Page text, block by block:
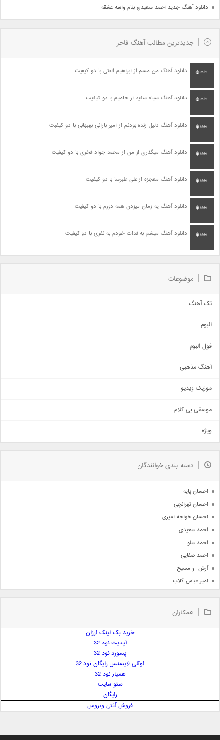
دانلود آهنگ جدید احمد سعیدی بنام واسه عشقه
جدیدترین مطالب آهنگ فاخر
دانلود آهنگ من مسم از ابراهیم الفتی با دو کیفیت
دانلود آهنگ سیاه سفید از حامیم با دو کیفیت
دانلود آهنگ دلیل زنده بودنم از امیر بارانی بهبهانی با دو کیفیت
دانلود آهنگ میگذری از من از محمد جواد فخری با دو کیفیت
دانلود آهنگ معجزه از علی طبرسا با دو کیفیت
دانلود آهنگ یه زمان میزدن همه دورم با دو کیفیت
دانلود آهنگ میشم به فدات خودم یه نفری با دو کیفیت
موضوعات
تک آهنگ
اجتماعی
حماسی
سنتی
اهنگ بندرعباسی
دمو
مذهبی
جدیدترین ها
البوم
فول البوم
آهنگ مذهبی
موزیک ویدیو
موسقی بی کلام
ویژه
دسته بندی خوانندگان
احسان پایه
احسان تهرانچی
احسان خواجه امیری
احمد سعیدی
احمد سلو
احمد صفایی
آرش  و مسیح
امیر عباس گلاب
امیر علی
ایمان غلامی
بابک جهانبخش
همکاران
خرید بک لینک ارزان
آپدیت نود 32
پسورد نود 32
اوکلی لایسنس رایگان نود 32
همیار نود 32
سئو سایت
رایگان
فروش آنتی ویروس